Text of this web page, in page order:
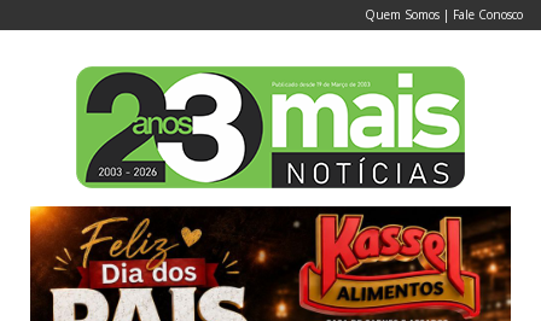
Quem Somos | Fale Conosco